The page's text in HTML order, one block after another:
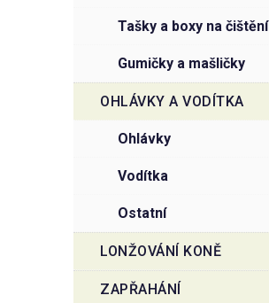
tašky a boxy na čištění
gumičky a mašličky
OHLÁVKY A VODÍTKA
ohlávky
vodítka
ostatní
LONŽOVÁNÍ KONĚ
ZAPŘAHÁNÍ